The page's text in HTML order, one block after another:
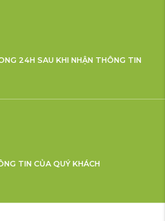
24H SAU KHI NHẬN THÔNG TIN
TIN CỦA QUÝ KHÁCH